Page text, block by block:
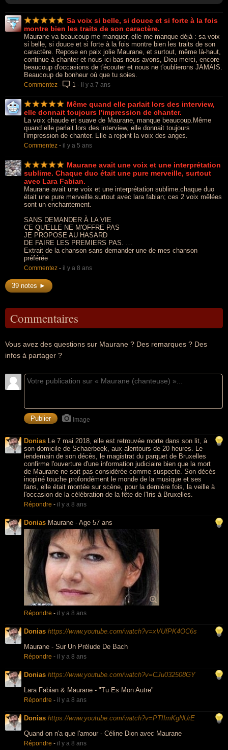
Sa voix si belle, si douce et si forte à la fois
montre bien les traits de son caractère.
Maurane va beaucoup me manquer, elle me manque déjà : sa voix
si belle, si douce et si forte à la fois montre bien les traits de son
caractère. Repose en paix jolie Maurane, et surtout, même là-haut,
continue à chanter et nous ici-bas nous avons, Dieu merci, encore
beaucoup d'occasions de t'écouter et nous ne t'oublierons JAMAIS.
Beaucoup de bonheur où que tu soies.
Commentez - 1 - il y a 7 ans
Même quand elle parlait lors des interview,
elle donnait toujours l'impression de chanter.
La voix chaude et suave de Maurane, manque beaucoup.Même
quand elle parlait lors des interview, elle donnait toujours
l'impression de chanter. Elle a rejoint la voix des anges.
Commentez - il y a 5 ans
Maurane avait une voix et une interprétation
sublime. Chaque duo était une pure merveille, surtout
avec Lara Fabian.
Maurane avait une voix et une interprétation sublime.chaque duo
était une pure merveille.surtout avec lara fabian; ces 2 voix mêlées
sont un enchantement.
SANS DEMANDER À LA VIE
CE QU'ELLE NE M'OFFRE PAS
JE PROPOSE AU HASARD
DE FAIRE LES PREMIERS PAS. …
Extrait de la chanson sans demander une de mes chanson
préférée
Commentez - il y a 8 ans
39 notes ►
Commentaires
Vous avez des questions sur Maurane ? Des remarques ? Des
infos à partager ?
Image
Donias Le 7 mai 2018, elle est retrouvée morte dans son lit, à
son domicile de Schaerbeek, aux alentours de 20 heures. Le
lendemain de son décès, le magistrat du parquet de Bruxelles
confirme l'ouverture d'une information judiciaire bien que la mort
de Maurane ne soit pas considérée comme suspecte. Son décès
inopiné touche profondément le monde de la musique et ses
fans, elle était montée sur scène, pour la dernière fois, la veille à
l'occasion de la célébration de la fête de l'Iris à Bruxelles.
Répondre - il y a 8 ans
Donias Maurane - Age 57 ans
Répondre - il y a 8 ans
Donias https://www.youtube.com/watch?v=xVUfPK4OC6s
Maurane - Sur Un Prélude De Bach
Répondre - il y a 8 ans
Donias https://www.youtube.com/watch?v=CJu032508GY
Lara Fabian & Maurane - "Tu Es Mon Autre"
Répondre - il y a 8 ans
Donias https://www.youtube.com/watch?v=PTIImKgNUrE
Quand on n'a que l'amour - Céline Dion avec Maurane
Répondre - il y a 8 ans